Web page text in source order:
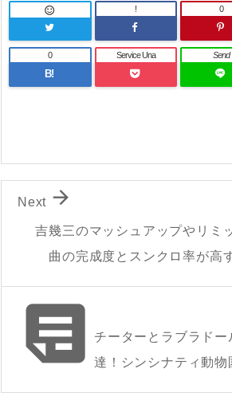
 ! 0
B!
0 Service Una Send
吉幾三のマッシュアップやリミ
曲の完成度とスンクロ率が高

Next
チーターとラブラドー
達！シンシナティ動物